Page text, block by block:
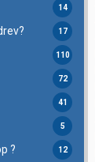
14
17
110
72
41
5
? 12